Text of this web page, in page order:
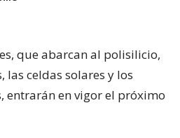
que abarcan al polisilicio,
las celdas solares y los
entrarán en vigor el próximo